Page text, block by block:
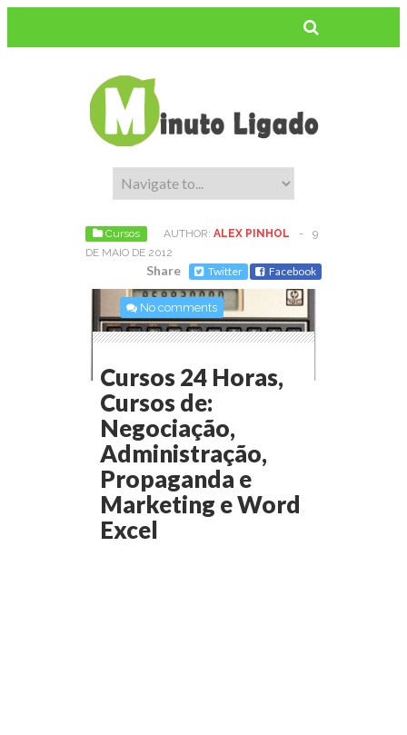
Cursos AUTHOR: ALEX PINHOL -
9
DE MAIO DE 2012
Share Twitter Facebook
No comments
Cursos 24 Horas,
Cursos de:
Negociação,
Administração,
Propaganda e
Marketing e Word
Excel